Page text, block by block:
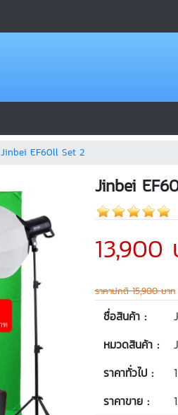
Jinbei EF60ll Set 2
Jinbei
13,900
ราคาปกติ 15,900 บาท
ชื่อสินค้า :
หมวดสินค้า :
ราคาทั่วไป :
ราคาขาย :